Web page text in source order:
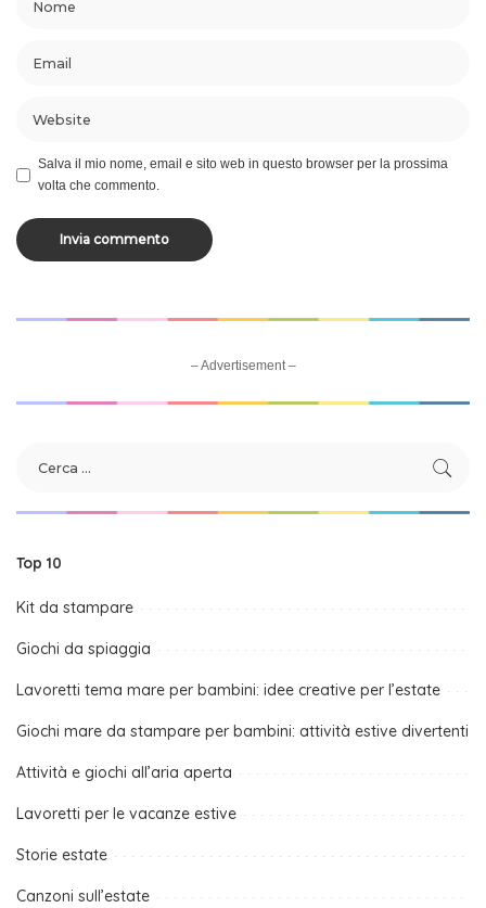
Salva il mio nome, email e sito web in questo browser per la prossima
volta che commento.
– Advertisement –
Top 10
Kit da stampare
Giochi da spiaggia
Lavoretti tema mare per bambini: idee creative per l’estate
Giochi mare da stampare per bambini: attività estive divertenti
Attività e giochi all’aria aperta
Lavoretti per le vacanze estive
Storie estate
Canzoni sull’estate